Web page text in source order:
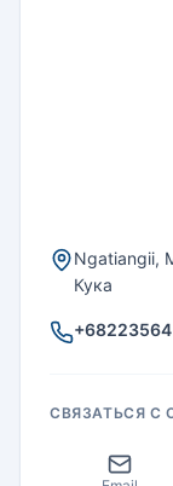
Ngatiangii,
Кука
+68223564
СВЯЗАТЬСЯ С